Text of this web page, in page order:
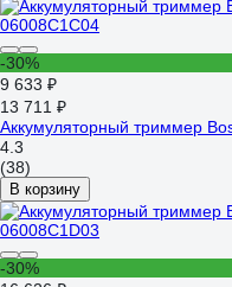
-30%
9 633 ₽
13 711 ₽
Аккумуляторный триммер
4.3
(38)
В корзину
-30%